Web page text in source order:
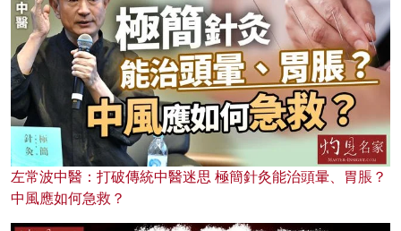
左常波中醫：打破傳統中醫迷思 極簡針灸能治頭暈、胃脹？
中風應如何急救？